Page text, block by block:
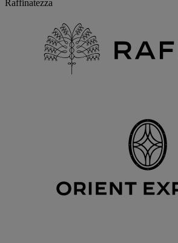
Raffinatezza